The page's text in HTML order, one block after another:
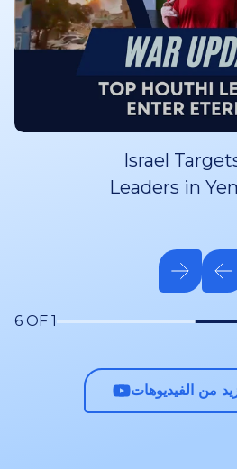
Israel
Leaders in
6 OF 1
من الفيديوهات